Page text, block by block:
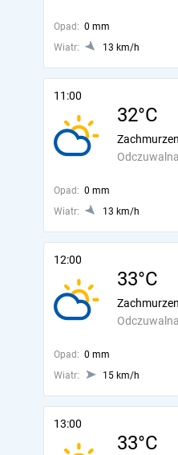
Opad: 0 mm
Wiatr:
13 km/h
11:00
32°C
Odczuwalna
Opad: 0 mm
Wiatr:
13 km/h
12:00
33°C
Odczuwalna
Opad: 0 mm
Wiatr:
15 km/h
13:00
33°C